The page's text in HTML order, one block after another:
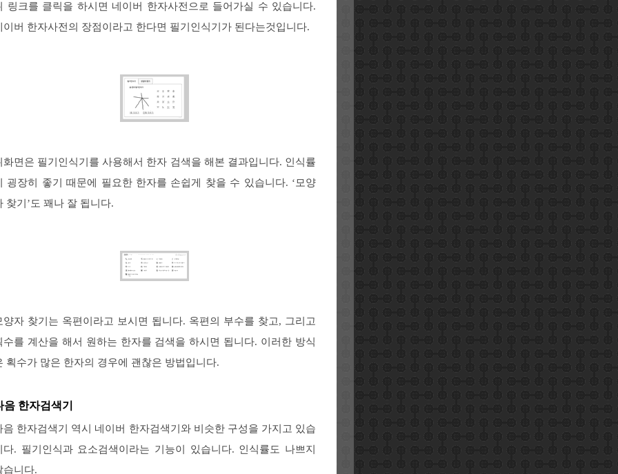
링크를 클릭을 하시면 네이버 한자사전으로 들어가실 수 있습니다.
이버 한자사전의 장점이라고 한다면 필기인식기가 된다는것입니다.
화면은 필기인식기를 사용해서 한자 검색을 해본 결과입니다. 인식률
굉장히 좋기 때문에 필요한 한자를 손쉽게 찾을 수 있습니다. ‘모양
찾기’도 꽤나 잘 됩니다.
양자 찾기는 옥편이라고 보시면 됩니다. 옥편의 부수를 찾고, 그리고
수를 계산을 해서 원하는 한자를 검색을 하시면 됩니다. 이러한 방식
획수가 많은 한자의 경우에 괜찮은 방법입니다.
음 한자검색기
음 한자검색기 역시 네이버 한자검색기와 비슷한 구성을 가지고 있습
다. 필기인식과 요소검색이라는 기능이 있습니다. 인식률도 나쁘지
습니다.